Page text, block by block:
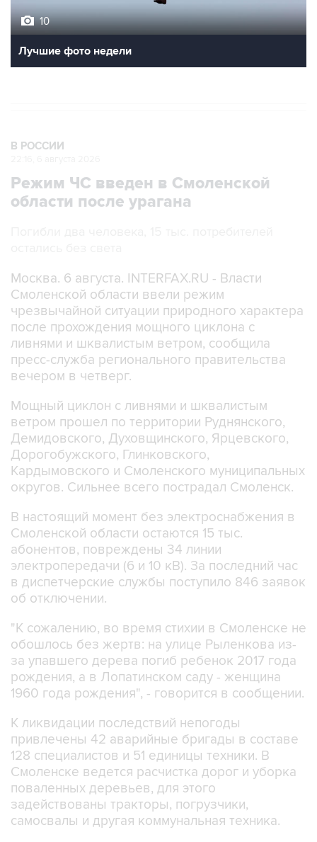
10
Лучшие фото недели
В РОССИИ
Режим ЧС введен в Смоленской
области после урагана
Москва. 6 августа. INTERFAX.RU - Власти
Смоленской области ввели режим
чрезвычайной ситуации природного характера
после прохождения мощного циклона с
ливнями и шквалистым ветром, сообщила
пресс-служба регионального правительства
вечером в четверг.
Мощный циклон с ливнями и шквалистым
ветром прошел по территории Руднянского,
Демидовского, Духовщинского, Ярцевского,
Дорогобужского, Глинковского,
Кардымовского и Смоленского муниципальных
округов. Сильнее всего пострадал Смоленск.
В настоящий момент без электроснабжения в
Смоленской области остаются 15 тыс.
абонентов, повреждены 34 линии
электропередачи (6 и 10 кВ). За последний час
в диспетчерские службы поступило 846 заявок
об отключении.
"К сожалению, во время стихии в Смоленске не
обошлось без жертв: на улице Рыленкова из-
за упавшего дерева погиб ребенок 2017 года
рождения, а в Лопатинском саду - женщина
1960 года рождения", - говорится в сообщении.
К ликвидации последствий непогоды
привлечены 42 аварийные бригады в составе
128 специалистов и 51 единицы техники. В
Смоленске ведется расчистка дорог и уборка
поваленных деревьев, для этого
задействованы тракторы, погрузчики,
самосвалы и другая коммунальная техника.